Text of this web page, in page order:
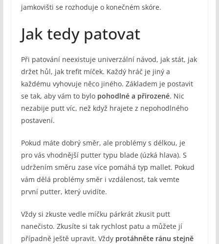
jamkovišti se rozhoduje o konečném skóre.
Jak tedy patovat
Při patování neexistuje univerzální návod, jak stát, jak
držet hůl, jak trefit míček. Každý hráč je jiný a
každému vyhovuje něco jiného. Základem je postavit
se tak, aby vám to bylo pohodlné a přirozené. Nic
nezabije putt víc, než když hrajete z nepohodlného
postavení.
Pokud máte dobrý směr, ale problémy s délkou, je
pro vás vhodnější putter typu blade (úzká hlava). S
udržením směru zase více pomáhá typ mallet. Pokud
vám dělá problémy směr i vzdálenost, tak vemte
první putter, který uvidíte.
Vždy si zkuste vedle míčku párkrát zkusit putt
nanečisto. Zkusíte si tak rychlost patu a můžete jí
případně ještě upravit. Vždy protáhněte ránu stejně